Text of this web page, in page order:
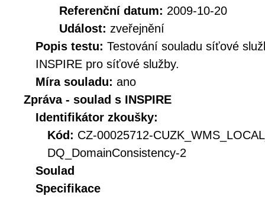
Referenční datum: 2009-10-20
Událost: zveřejnění
Popis testu: Testování souladu síťové
INSPIRE pro síťové služby.
Míra souladu: ano
Zpráva - soulad s INSPIRE
Identifikátor zkoušky:
Kód: CZ-00025712-
DQ_DomainConsistency-2
Soulad
Specifikace